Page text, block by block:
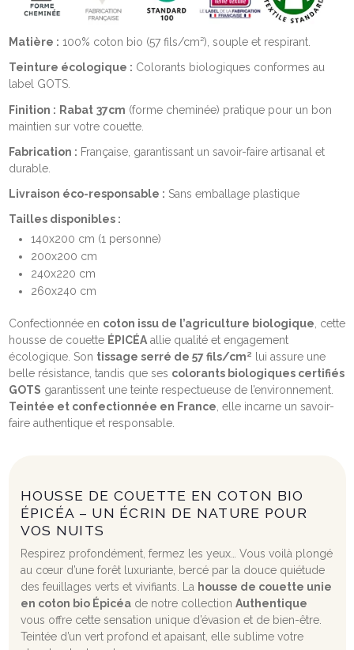
Matière : 100% coton bio (57 fils/cm²), souple et respirant.
Teinture écologique : Colorants biologiques conformes au
label GOTS.
Finition : Rabat 37cm (forme cheminée) pratique pour un bon
maintien sur votre couette.
Fabrication : Française, garantissant un savoir-faire artisanal et
durable.
Livraison éco-responsable : Sans emballage plastique
Tailles disponibles :
140x200 cm (1 personne)
200x200 cm
240x220 cm
260x240 cm
Confectionnée en coton issu de l’agriculture biologique , cette
housse de couette ÉPICÉAallie qualité et engagement
écologique. Son tissage serré de 57 fils/cm² lui assure une
belle résistance, tandis que ses colorants biologiques certifiés
GOTS garantissent une teinte respectueuse de l’environnement.
Teintée et confectionnée en France , elle incarne un savoir-
faire authentique et responsable.
HOUSSE DE COUETTE EN COTON BIO
ÉPICÉA – UN ÉCRIN DE NATURE POUR
VOS NUITS
Respirez profondément, fermez les yeux… Vous voilà plongé
au cœur d’une forêt luxuriante, bercé par la douce quiétude
des feuillages verts et vivifiants. La housse de couette unie
en coton bio Épicéade notre collection Authentique
vous offre cette sensation unique d’évasion et de bien-être.
Teintée d’un vert profond et apaisant, elle sublime votre